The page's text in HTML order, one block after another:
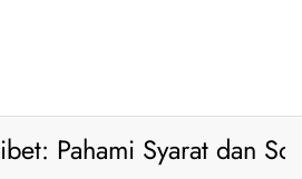
Syarat dan Solusi